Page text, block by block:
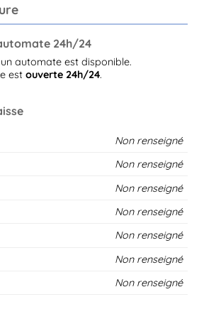
24h/24
automate est disponible.
est ouverte 24h/24.
Non renseigné
Non renseigné
Non renseigné
Non renseigné
Non renseigné
Non renseigné
Non renseigné